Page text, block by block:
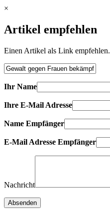
×
Artikel empfehlen
Einen Artikel als Link empfehlen.
Ihr Name
Ihre E-Mail Adresse
Name Empfänger
E-Mail Adresse Empfänger
Nachricht